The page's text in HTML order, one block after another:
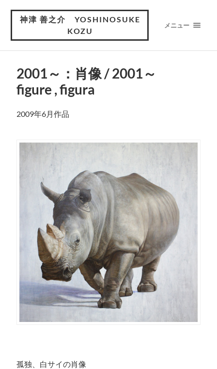
神津 善之介 YOSHINOSUKE
KOZU
メニュー
2001～：肖像 / 2001～
figure , figura
2009年6月作品
孤独、白サイの肖像